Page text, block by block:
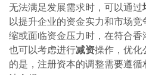
无法满足发展需求时，可以通过
以提升企业的资金实力和市场
缩或面临资金压力时，在符合
也可以考虑进行减资操作，优化
的是，注册资本的调整需要遵